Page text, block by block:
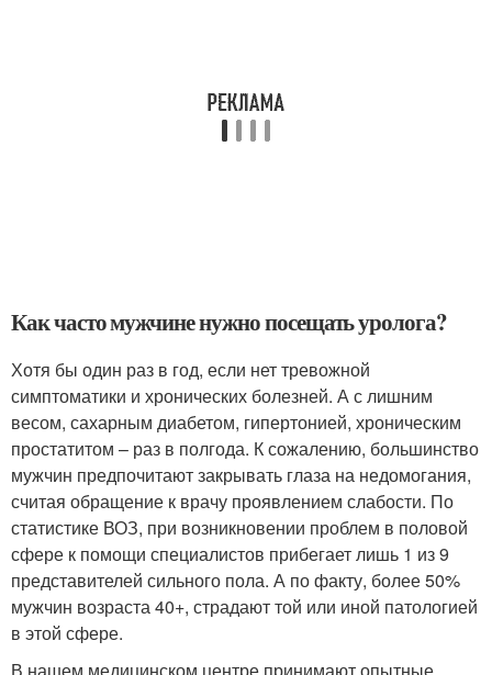
Как часто мужчине нужно посещать уролога?
Хотя бы один раз в год, если нет тревожной
симптоматики и хронических болезней. А с лишним
весом, сахарным диабетом, гипертонией, хроническим
простатитом – раз в полгода. К сожалению, большинство
мужчин предпочитают закрывать глаза на недомогания,
считая обращение к врачу проявлением слабости. По
статистике ВОЗ, при возникновении проблем в половой
сфере к помощи специалистов прибегает лишь 1 из 9
представителей сильного пола. А по факту, более 50%
мужчин возраста 40+, страдают той или иной патологией
в этой сфере.
В нашем медицинском центре принимают опытные